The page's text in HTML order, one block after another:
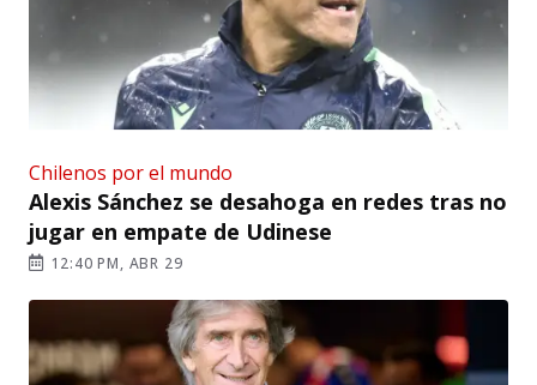
Chilenos por el mundo
Alexis Sánchez se desahoga en redes tras no
jugar en empate de Udinese
12:40 PM, ABR 29